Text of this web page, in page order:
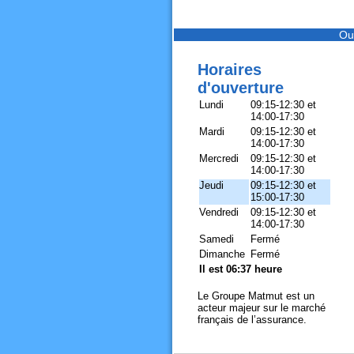
Horaires
d'ouverture
Lundi
09:15-12:30 et
14:00-17:30
Mardi
09:15-12:30 et
14:00-17:30
Mercredi
09:15-12:30 et
14:00-17:30
Jeudi
09:15-12:30 et
15:00-17:30
Vendredi
09:15-12:30 et
14:00-17:30
Samedi
Fermé
Dimanche
Fermé
Il est 06:37 heure
Le Groupe Matmut est un
acteur majeur sur le marché
français de l’assurance.